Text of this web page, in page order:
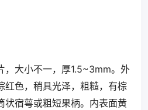
，大小不一，厚1.5~3mm。外
红色，稍具光泽，粗糙，有棕
状宿萼或粗短果柄。内表面黄